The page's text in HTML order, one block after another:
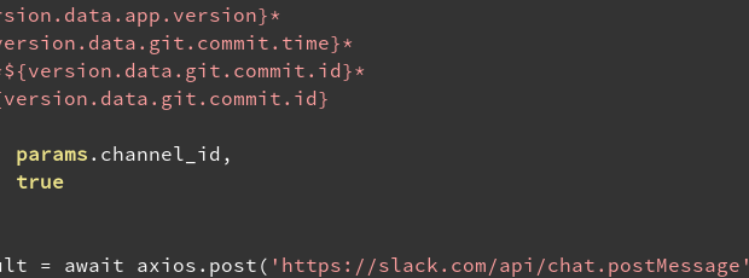
params . channel_id ,
true
= await axios . post ( 'https://slack.com/api/chat.postMessage'